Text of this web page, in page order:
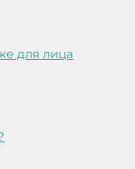
для лица